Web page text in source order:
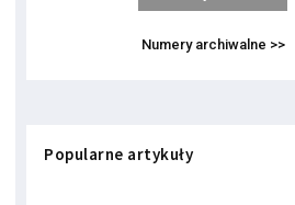
Numery archiwalne >>
Popularne artykuły